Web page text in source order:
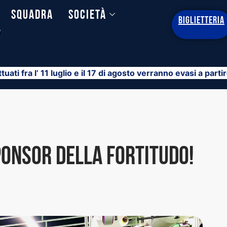
Squadra
Società
BIGLIETTERIA
fra l’ 11 luglio e il 17 di agosto verranno evasi a
della Fortitudo!